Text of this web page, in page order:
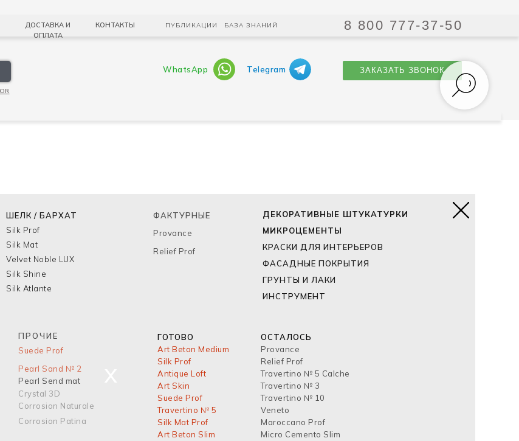
ДОСТАВКА И
ОПЛАТА
КОНТАКТЫ БАЗА ЗНАНИЙ 8 800 777-37-50
ПУБЛИКАЦИИ
WhatsApp ЗАКАЗАТЬ ЗВОНОК
Telegram
ЗАКАЗАТЬ ЗВОНОК
ГОТОВО
Travertino № 5
Suede Prof
Silk Mat Prof
Silk Prof
Art Beton Slim
Antique Loft
Art Beton Medium
Art Skin
ОСТАЛОСЬ
Travertino № 3
Travertino № 10
Travertino № 5 Calche
Provance
Relief Prof
Veneto
Maroccano Prof
Velvet Noble LUX
Silk Atlante
Micro Cemento Slim
Corrosion Naturale
Corrosion Patina
Crystal 3D
Pearl Send mat
ШЕЛК / БАРХАТ
ПРОЧИЕ
Provance
Relief Prof
ДЕКОРАТИВНЫЕ ШТУКАТУРКИ
Suede Prof
Pearl Sand № 2
ФАКТУРНЫЕ
ИНСТРУМЕНТ
КРАСКИ ДЛЯ ИНТЕРЬЕРОВ
МИКРОЦЕМЕНТЫ
ФАСАДНЫЕ ПОКРЫТИЯ
ГРУНТЫ И ЛАКИ
Silk Shine
Silk Mat
Silk Prof